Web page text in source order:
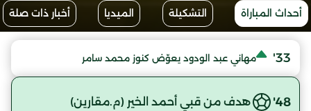
أحداث المباراة التشكيلة الميديا أخبار ذات صلة
33' مهاني عبد الودود يعوّض كنوز محمد سامر
48' هدف من قبي أحمد الخير (م.مقارين)